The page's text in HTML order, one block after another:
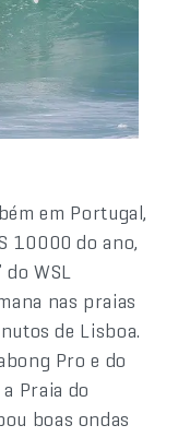
em Portugal,
10000 do ano,
WSL
nas praias
de Lisboa.
Pro e do
Praia do
boas ondas